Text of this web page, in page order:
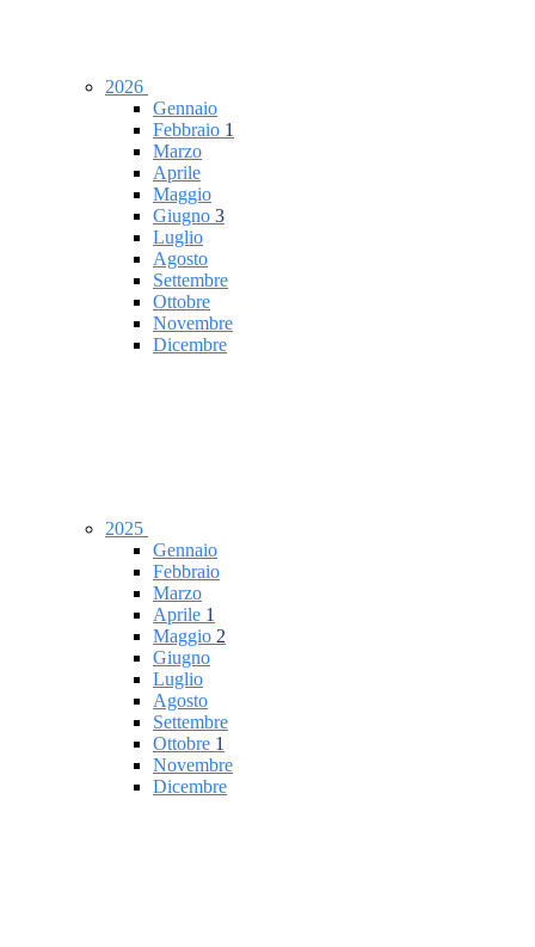
2026
Gennaio
Febbraio 1
Marzo
Aprile
Maggio
Giugno 3
Luglio
Agosto
Settembre
Ottobre
Novembre
Dicembre
2025
Gennaio
Febbraio
Marzo
Aprile 1
Maggio 2
Giugno
Luglio
Agosto
Settembre
Ottobre 1
Novembre
Dicembre